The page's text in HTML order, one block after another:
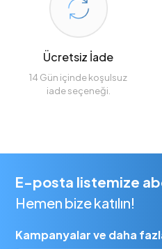
Ücretsiz İade
14 Gün içinde koşulsuz
iade seçeneği.
E-posta listemize
Hemen bize katılın!
Kampanyalar ve daha